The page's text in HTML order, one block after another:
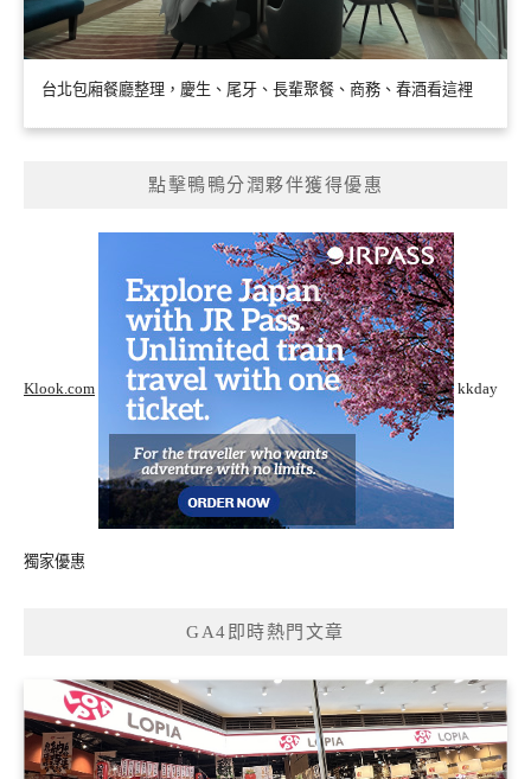
台北包廂餐廳整理，慶生、尾牙、長輩聚餐、商務、春酒看這裡
點擊鴨鴨分潤夥伴獲得優惠
Klook.com kkday
獨家優惠
GA4即時熱門文章